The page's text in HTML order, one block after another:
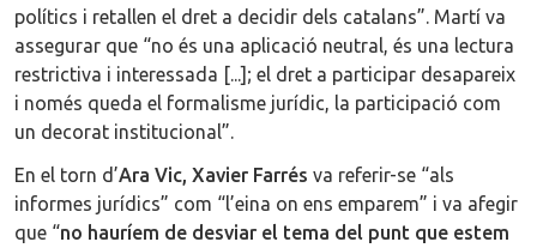
polítics i retallen el dret a decidir dels catalans”. Martí va
assegurar que “no és una aplicació neutral, és una lectura
restrictiva i interessada [...]; el dret a participar desapareix
i només queda el formalisme jurídic, la participació com
un decorat institucional”.
En el torn d’Ara Vic, Xavier Farrés va referir-se “als
informes jurídics” com “l’eina on ens emparem” i va afegir
que “no hauríem de desviar el tema del punt que estem